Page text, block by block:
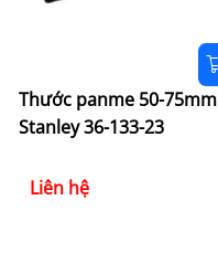
Thước panme 50-75mm
Stanley 36-133-23
Liên hệ